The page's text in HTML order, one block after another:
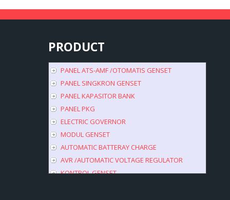
PRODUCT
PANEL ATS-AMF /OTOMATIS GENSET
PANEL SINGKRON GENSET
PANEL KAPASITOR BANK
PANEL PKG
ELECTRIC GOVERNOR
MODUL GENSET
AUTOMATIC BATTERAY CHARGE
AVR /AUTOMATIC VOLTAGE REGULATOR
KONTROL GENSET